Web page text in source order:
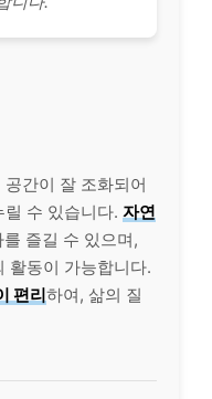
간이 잘 조화되어
수 있습니다. 자연
즐길 수 있으며,
활동이 가능합니다.
편리하여, 삶의 질